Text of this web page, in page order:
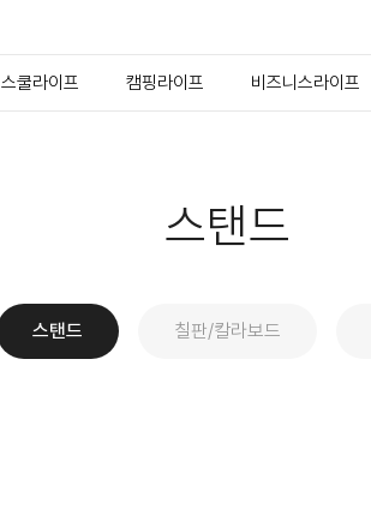
스쿨라이프 캠핑라이프 비즈니스라이프
스탠드
스탠드 칠판/칼라보드